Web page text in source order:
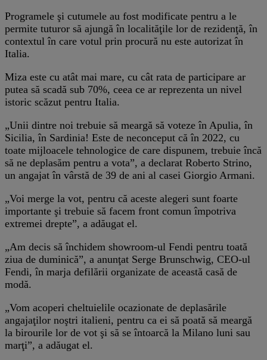
Programele şi cutumele au fost modificate pentru a le
permite tuturor să ajungă în localităţile lor de rezidenţă, în
contextul în care votul prin procură nu este autorizat în
Italia.
Miza este cu atât mai mare, cu cât rata de participare ar
putea să scadă sub 70%, ceea ce ar reprezenta un nivel
istoric scăzut pentru Italia.
„Unii dintre noi trebuie să meargă să voteze în Apulia, în
Sicilia, în Sardinia! Este de neconceput că în 2022, cu
toate mijloacele tehnologice de care dispunem, trebuie încă
să ne deplasăm pentru a vota”, a declarat Roberto Strino,
un angajat în vârstă de 39 de ani al casei Giorgio Armani.
„Voi merge la vot, pentru că aceste alegeri sunt foarte
importante şi trebuie să facem front comun împotriva
extremei drepte”, a adăugat el.
„Am decis să închidem showroom-ul Fendi pentru toată
ziua de duminică”, a anunţat Serge Brunschwig, CEO-ul
Fendi, în marja defilării organizate de această casă de
modă.
„Vom acoperi cheltuielile ocazionate de deplasările
angajaţilor noştri italieni, pentru ca ei să poată să meargă
la birourile lor de vot şi să se întoarcă la Milano luni sau
marţi”, a adăugat el.